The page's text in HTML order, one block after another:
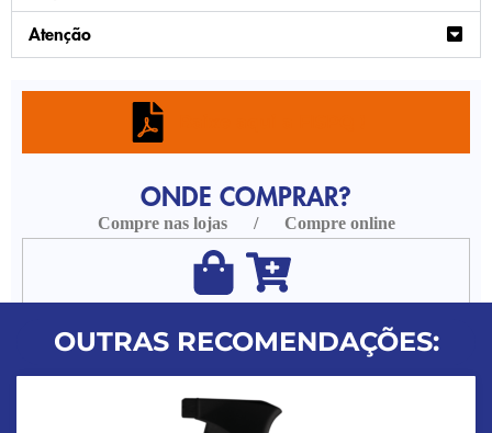
Atenção
ONDE COMPRAR?
Compre nas lojas / Compre online
OUTRAS RECOMENDAÇÕES: